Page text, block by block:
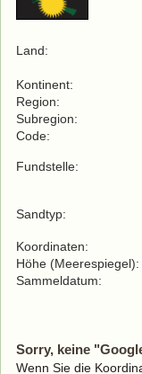
Land:
Kontinent:
Region:
Subregion:
Code:
Fundstelle:
Sandtyp:
Koordinaten:
Höhe (Meerespiegel):
Sammeldatum:
Sorry, keine
Wenn Sie die